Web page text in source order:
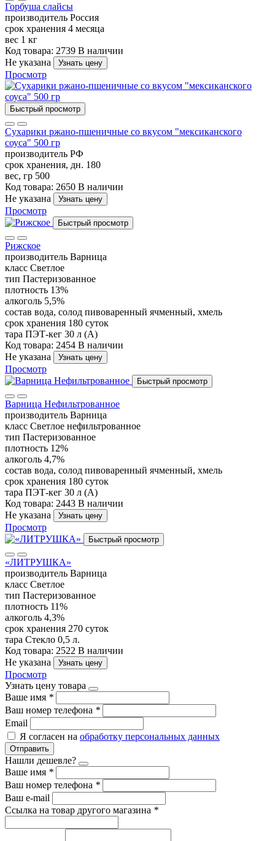
Горбуша слайсы
производитель Россия
срок хранения 4 месяца
вес 1 кг
Код товара: 2739 В наличии
Не указана
Узнать цену
Просмотр
Быстрый просмотр
Сухарики ржано-пшеничные со вкусом "мексиканского
соуса" 500 гр
производитель РФ
срок хранения, дн. 180
вес, гр 500
Код товара: 2650 В наличии
Не указана
Узнать цену
Просмотр
Быстрый просмотр
Рижское
производитель Варница
класс Светлое
тип Пастеризованное
плотность 13%
алкоголь 5,5%
состав вода, солод пивоваренный ячменный, хмель
срок хранения 180 суток
тара ПЭТ-кег 30 л (А)
Код товара: 2454 В наличии
Не указана
Узнать цену
Просмотр
Быстрый просмотр
Варница Нефильтрованное
производитель Варница
класс Светлое нефильтрованное
тип Пастеризованное
плотность 12%
алкоголь 4,7%
состав вода, солод пивоваренный ячменный, хмель
срок хранения 180 суток
тара ПЭТ-кег 30 л (А)
Код товара: 2443 В наличии
Не указана
Узнать цену
Просмотр
Быстрый просмотр
«ЛИТРУШКА»
производитель Варница
класс Cветлое
тип Пастеризованное
плотность 11%
алкоголь 4,3%
срок хранения 270 суток
тара Стекло 0,5 л.
Код товара: 2522 В наличии
Не указана
Узнать цену
Просмотр
Узнать цену товара
Ваше имя *
Ваш номер телефона *
Email
Я согласен на обработку персональных данных
Отправить
Нашли дешевле?
Ваше имя *
Ваш номер телефона *
Ваш e-mail
Ссылка на товар другого магазина *